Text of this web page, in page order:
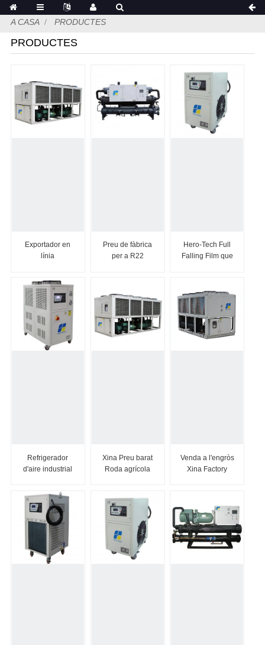
A CASA PRODUCTES
PRODUCTES
Exportador en
línia
cargol refrigerat
per aire de 60
CV
Preu de fàbrica
per a R22
Hero-Tech Full
Falling Film que
Refrigerador
d'aire industrial
desplaçament
OEM de la Xina
10HP-50HP...
Xina Preu barat
Roda agrícola
Venda a l'engròs
Xina Factory